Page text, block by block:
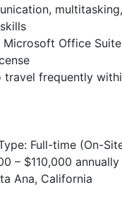
Microsoft Office Suite
travel frequently
Full-time (On-
– $110,000
Ana, California